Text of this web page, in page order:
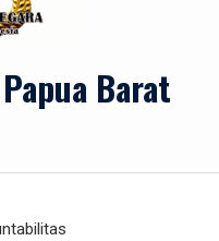
Barat